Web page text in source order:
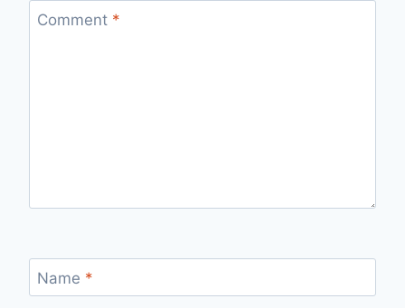
Comment *
Name *